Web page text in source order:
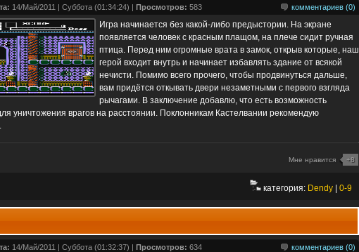
комментариев (0)
14/Май/2011 | Суббота (01:34:24) | Просмотров: 583
Игра начинается без какой-либо предыстории. На экране
появляется человек с красным плащом, на плече сидит ручная
птица. Перед ним огромные врата в замок, открыв которые, наш
герой входит внутрь и начинает избавлять здание от всякой
нечисти. Помимо всего прочего, чтобы продвинуться дальше,
вам придётся откывать двери незаметными с первого взгляда
рычагами. В заключение добавлю, что есть возможность
уничтожения врагов на расстоянии. Поклонникам Кастелвании рекомендую
Мне нравится +8
категория: Dendy 0-9
комментариев (0)
14/Май/2011 | Суббота (01:32:37) | Просмотров: 634